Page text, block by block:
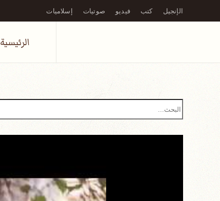
Skip to main content
الإنجيل كتب فيديو صوتيات إسلاميات
الرئيسية